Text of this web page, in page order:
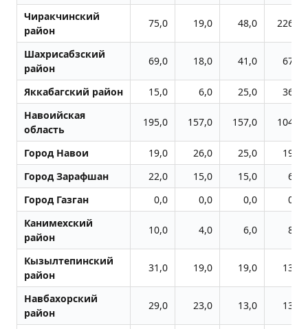
Чиракчинский
район
75,0 19,0 48,0 226,0
Шахрисабзский
район
69,0 18,0 41,0 67,0
Яккабагский район 15,0 6,0 25,0
36,0
Навоийская
область
195,0 157,0 157,0 104,0
Город Навои 19,0 26,0 25,0
19,0
Город Заpафшан
22,0 15,0 15,0
6,0
Город Газган
0,0 0,0 0,0
0,0
Канимехский
район
10,0 4,0 6,0 8,0
Кызылтепинский
район
31,0 19,0 19,0 13,0
Навбахорский
район
29,0 23,0 13,0 13,0